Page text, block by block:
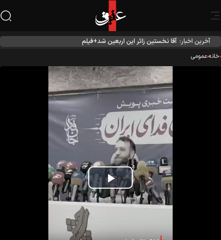
آخرین اخبار: آقا نخستین زائر این اربعین شد+فیلم
عمومی
Play
Video